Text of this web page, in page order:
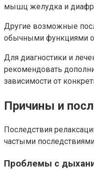
мышц желудка и
Другие возможные
обычными функциями
Для диагностики и
рекомендовать
зависимости от
Причины и
Последствия
частыми
Проблемы с